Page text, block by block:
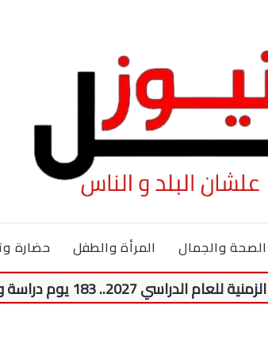
الصحة والجمال المرأة والطفل حضارة
ومواعيد الامتحانات وإجازة نصف العام